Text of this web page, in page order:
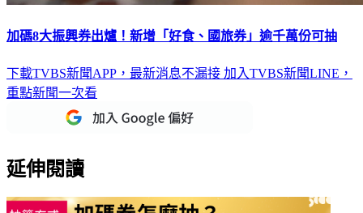
加碼8大振興券出爐！新增「好食、國旅券」逾千萬份可抽
下載TVBS新聞APP，最新消息不漏接 加入TVBS新聞LINE，
重點新聞一次看
延伸閱讀